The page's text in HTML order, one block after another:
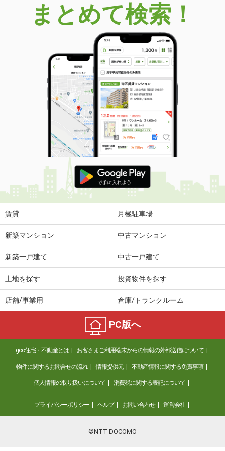
大阪府高槻市大和１
1,680万円
大阪府高槻市大和１
用途地域 １種低層
土地面積
161.48m²
大阪府吹田市山田西３
価 格
6,500万円
住 所
大阪府吹田市山田西３
用途地域
１種低層
土地面積 283.92m²
大阪府東大阪市中鴻池町２
価 格
1,680万円
住 所
大阪府東大阪市中鴻池町２
用途地域 準工業
大阪府松原市松ケ丘４丁目
住 所
大阪府松原市松ケ丘４丁目
２種中高
土地面積 58.04m²
大阪府和泉市芦部町
1,280万円
住 所
大阪府和泉市芦部町
土地面積
104.64m²
２種中高
まとめて検索！
賃貸 月極駐車場
新築マンション 中古マンション
新築一戸建て 中古一戸建て
土地を探す 投資物件を探す
店舗/事業用 倉庫/トランクルーム
PC版へ
goo住宅・不動産とは お客さまご利用端末からの情報の外部送信について
物件に関するお問合せの流れ 情報提供元 不動産情報に関する免責事項
個人情報の取り扱いについて 消費税に関する表記について
プライバシーポリシー ヘルプ お問い合わせ 運営会社
©NTT DOCOMO